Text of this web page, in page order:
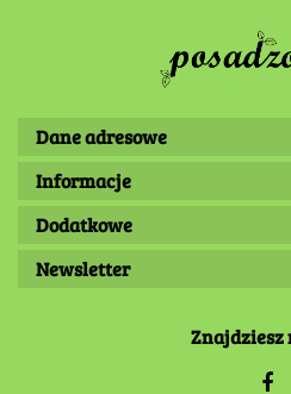
Dane adresowe
Informacje
Dodatkowe
Newsletter
Znajdziesz